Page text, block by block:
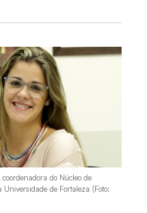
do Núcleo de
Universidade de Fortaleza (Foto: